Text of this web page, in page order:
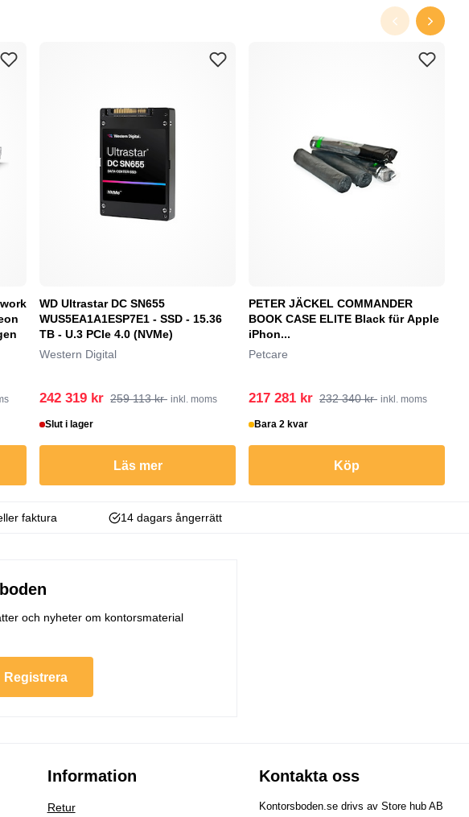
WD Ultrastar DC SN655
WUS5EA1A1ESP7E1 - SSD - 15.36
TB - U.3 PCIe 4.0 (NVMe)
Western Digital
242 319 kr 259 113 kr inkl. moms
Slut i lager
Läs mer
PETER JÄCKEL COMMANDER
BOOK CASE ELITE Black für Apple
iPhon...
Petcare
217 281 kr 232 340 kr inkl. moms
Bara 2 kvar
Köp
faktura 14 dagars ångerrätt
och nyheter om kontorsmaterial
Registrera
Information
Retur
Kontakta oss
Kontorsboden.se drivs av Store hub AB